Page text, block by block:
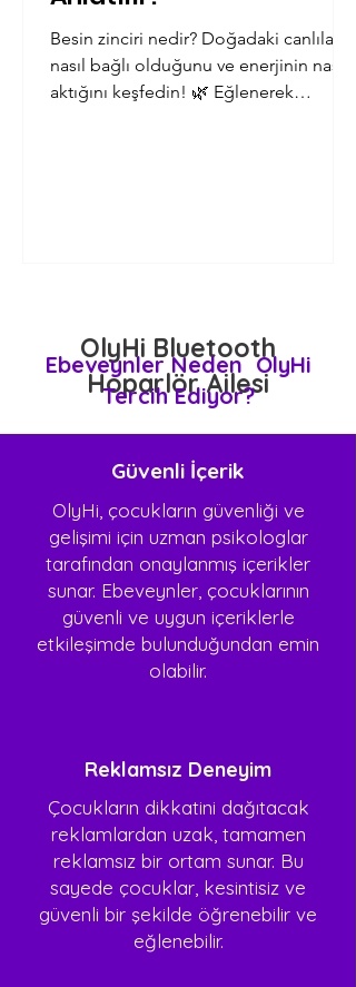
Besin zinciri nedir? Doğadaki canlıların
nasıl bağlı olduğunu ve enerjinin nasıl
aktığını keşfedin! 🌿 Eğlenerek
OlyHi Bluetooth
Hoparlör Ailesi
kullanabilirsiniz. İster gece lambası
çocuğunuzu uyuturken masal
anlattırın, isterseniz de çocuğunuz en
sevdiği karakteri yumuşak silikon
yapısı sayesinde uyku arkadaşı
olarak kullansın!
Ürünlerİ İncele
Ebeveynler Neden OlyHi
Tercih Ediyor?
Güvenli İçerik
OlyHi, çocukların güvenliği ve
gelişimi için uzman psikologlar
tarafından onaylanmış içerikler
sunar. Ebeveynler, çocuklarının
güvenli ve uygun içeriklerle
etkileşimde bulunduğundan emin
olabilir.
Reklamsız Deneyim
Çocukların dikkatini dağıtacak
reklamlardan uzak, tamamen
reklamsız bir ortam sunar. Bu
sayede çocuklar, kesintisiz ve
güvenli bir şekilde öğrenebilir ve
eğlenebilir.